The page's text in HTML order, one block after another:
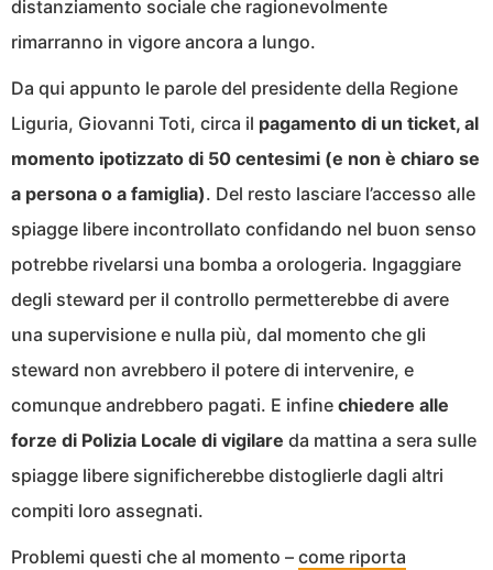
distanziamento sociale che ragionevolmente
rimarranno in vigore ancora a lungo.
Da qui appunto le parole del presidente della Regione
Liguria, Giovanni Toti, circa il pagamento di un ticket, al
momento ipotizzato di 50 centesimi (e non è chiaro se
a persona o a famiglia). Del resto lasciare l’accesso alle
spiagge libere incontrollato confidando nel buon senso
potrebbe rivelarsi una bomba a orologeria. Ingaggiare
degli steward per il controllo permetterebbe di avere
una supervisione e nulla più, dal momento che gli
steward non avrebbero il potere di intervenire, e
comunque andrebbero pagati. E infine chiedere alle
forze di Polizia Locale di vigilare da mattina a sera sulle
spiagge libere significherebbe distoglierle dagli altri
compiti loro assegnati.
Problemi questi che al momento – come riporta